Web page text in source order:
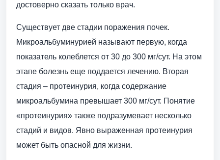
достоверно сказать только врач.
Существует две стадии поражения почек.
Микроальбуминурией называют первую, когда
показатель колеблется от 30 до 300 мг/сут. На этом
этапе болезнь еще поддается лечению. Вторая
стадия – протеинурия, когда содержание
микроальбумина превышает 300 мг/сут. Понятие
«протеинурия» также подразумевает несколько
стадий и видов. Явно выраженная протеинурия
может быть опасной для жизни.